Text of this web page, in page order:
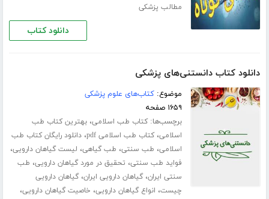
مطالب پزشکی
دانلود کتاب
دانلود کتاب دانستنی‌های پزشکی
موضوع:کتاب‌های علوم پزشکی
۱۶۵۹ صفحه
برچسب‌ها:کتاب طب اسلامی،بهترین کتاب طب
اسلامی،کتاب طب اسلامی pdf ،دانلود رایگان کتاب طب
اسلامی، طب سنتی، طب گیاهی، لیست گیاهان دارویی،
فواید طب سنتی، تحقیق در مورد گیاهان دارویی، طب
سنتی ایران،گیاهان دارویی ایران،گیاهان دارویی
چیست، انواع گیاهان دارویی، خاصیت گیاهان دارویی،